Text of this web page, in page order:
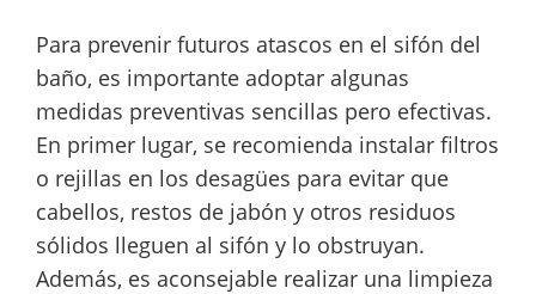
Para prevenir futuros atascos en el sifón del
baño, es importante adoptar algunas
medidas preventivas sencillas pero efectivas.
En primer lugar, se recomienda instalar filtros
o rejillas en los desagües para evitar que
cabellos, restos de jabón y otros residuos
sólidos lleguen al sifón y lo obstruyan.
Además, es aconsejable realizar una limpieza